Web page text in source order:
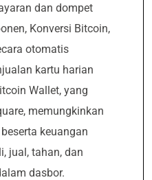
dan dompet
Konversi Bitcoin,
otomatis
kartu harian
Wallet, yang
memungkinkan
keuangan
jual, tahan, dan
dasbor.